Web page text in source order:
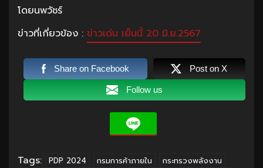
โดยนพวัชร์
ข่าวที่เกี่ยวข้อง : ข่าวเด่น เย็นนี้ 20 มิ.ย.2567
Share on Facebook Post on X
Follow us
Tags: PDP 2024 กรมการค้าภายใน
กระทรวงพลังงาน